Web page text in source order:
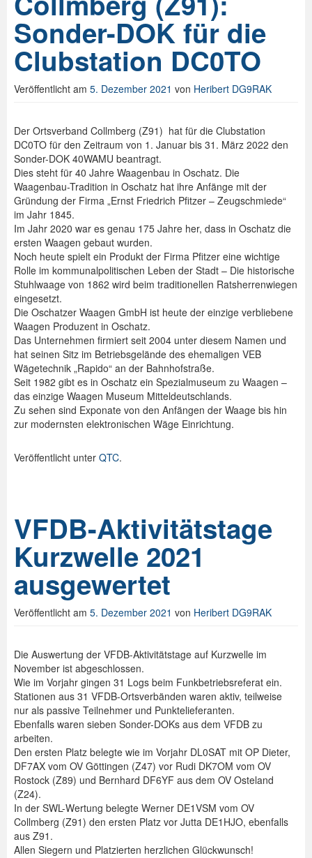
Sonder-DOK für die
Clubstation DC0TO
Veröffentlicht am 5. Dezember 2021 von Heribert DG9RAK
Der Ortsverband Collmberg (Z91) hat für die Clubstation
DC0TO für den Zeitraum von 1. Januar bis 31. März 2022 den
Sonder-DOK 40WAMU beantragt.
Dies steht für 40 Jahre Waagenbau in Oschatz. Die
Waagenbau-Tradition in Oschatz hat ihre Anfänge mit der
Gründung der Firma „Ernst Friedrich Pfitzer – Zeugschmiede“
im Jahr 1845.
Im Jahr 2020 war es genau 175 Jahre her, dass in Oschatz die
ersten Waagen gebaut wurden.
Noch heute spielt ein Produkt der Firma Pfitzer eine wichtige
Rolle im kommunalpolitischen Leben der Stadt – Die historische
Stuhlwaage von 1862 wird beim traditionellen Ratsherrenwiegen
eingesetzt.
Die Oschatzer Waagen GmbH ist heute der einzige verbliebene
Waagen Produzent in Oschatz.
Das Unternehmen firmiert seit 2004 unter diesem Namen und
hat seinen Sitz im Betriebsgelände des ehemaligen VEB
Wägetechnik „Rapido“ an der Bahnhofstraße.
Seit 1982 gibt es in Oschatz ein Spezialmuseum zu Waagen –
das einzige Waagen Museum Mitteldeutschlands.
Zu sehen sind Exponate von den Anfängen der Waage bis hin
zur modernsten elektronischen Wäge Einrichtung.
Veröffentlicht unter QTC.
VFDB-Aktivitätstage
Kurzwelle 2021
ausgewertet
Veröffentlicht am 5. Dezember 2021 von Heribert DG9RAK
Die Auswertung der VFDB-Aktivitätstage auf Kurzwelle im
November ist abgeschlossen.
Wie im Vorjahr gingen 31 Logs beim Funkbetriebsreferat ein.
Stationen aus 31 VFDB-Ortsverbänden waren aktiv, teilweise
nur als passive Teilnehmer und Punktelieferanten.
Ebenfalls waren sieben Sonder-DOKs aus dem VFDB zu
arbeiten.
Den ersten Platz belegte wie im Vorjahr DL0SAT mit OP Dieter,
DF7AX vom OV Göttingen (Z47) vor Rudi DK7OM vom OV
Rostock (Z89) und Bernhard DF6YF aus dem OV Osteland
(Z24).
In der SWL-Wertung belegte Werner DE1VSM vom OV
Collmberg (Z91) den ersten Platz vor Jutta DE1HJO, ebenfalls
aus Z91.
Allen Siegern und Platzierten herzlichen Glückwunsch!